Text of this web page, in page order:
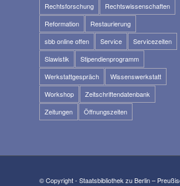
Rechtsforschung
Rechtswissenschaften
Reformation
Restaurierung
sbb online offen
Service
Servicezeiten
Slawistik
Stipendienprogramm
Werkstattgespräch
Wissenswerkstatt
Workshop
Zeitschriftendatenbank
Zeitungen
Öffnungszeiten
© Copyright - Staatsbibliothek zu Berlin –